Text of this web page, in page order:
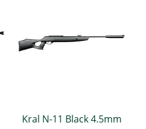
Kral N-11 Black 4.5mm